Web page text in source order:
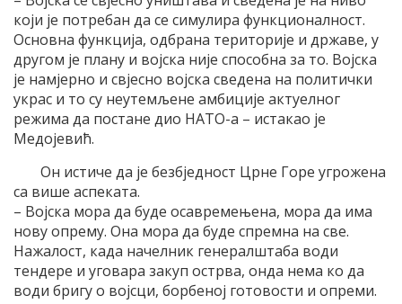
који је потребан да се симулира функционалност.
Основна функција, одбрана територије и државе, у
другом је плану и војска није способна за то. Војска
је намјерно и свјесно војска сведена на политички
украс и то су неутемљене амбиције актуелног
режима да постане дио НАТО-а – истакао је
Медојевић.
Он истиче да је безбједност Црне Горе угрожена
са више аспеката.
– Војска мора да буде осавремењена, мора да има
нову опрему. Она мора да буде спремна на све.
Нажалост, када начелник генералштаба води
тендере и уговара закуп острва, онда нема ко да
води бригу о војсци, борбеној готовости и опреми.